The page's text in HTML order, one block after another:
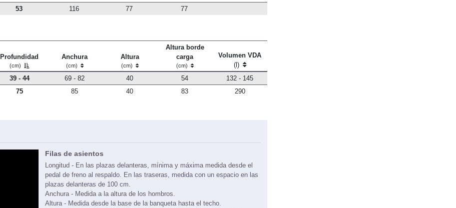
53 116 77 77
Profundidad
(cm)
Anchura
(cm)
Altura
(cm)
Altura borde
carga
(cm)
Volumen VDA
(l)
39 - 44 69 - 82 40 54
132 - 145
75 85 40 83 290
Filas de asientos
Longitud - En las plazas delanteras, mínima y máxima medida desde el
pedal de freno al respaldo. En las traseras, medida con un espacio en las
plazas delanteras de 100 cm.
Anchura - Medida a la altura de los hombros.
Altura - Medida desde la base de la banqueta hasta el techo.